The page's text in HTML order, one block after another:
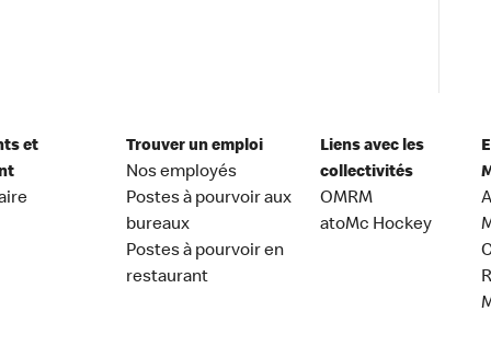
et
Trouver un emploi
Nos employés
Postes à pourvoir aux
bureaux
Postes à pourvoir en
restaurant
Liens avec les
collectivités
OMRM
atoMc Hockey